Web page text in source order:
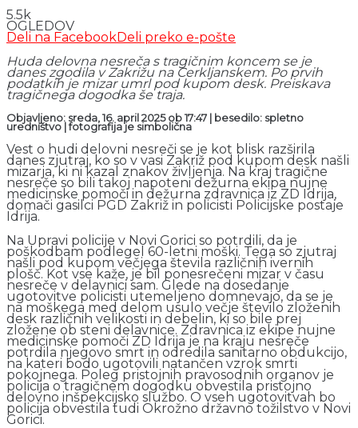
5.5k
OGLEDOV
Deli na FacebookDeli preko e-pošte
Huda delovna nesreča s tragičnim koncem se je
danes zgodila v Zakrižu na Cerkljanskem. Po prvih
podatkih je mizar umrl pod kupom desk. Preiskava
tragičnega dogodka še traja.
Objavljeno: sreda, 16. april 2025 ob 17:47 | besedilo: spletno
uredništvo | fotografija je simbolična
Vest o hudi delovni nesreči se je kot blisk razširila
danes zjutraj, ko so v vasi Zakriž pod kupom desk našli
mizarja, ki ni kazal znakov življenja. Na kraj tragične
nesreče so bili takoj napoteni dežurna ekipa nujne
medicinske pomoči in dežurna zdravnica iz ZD Idrija,
domači gasilci PGD Zakriž in policisti Policijske postaje
Idrija.
Na Upravi policije v Novi Gorici so potrdili, da je
poškodbam podlegel 60-letni moški. Tega so zjutraj
našli pod kupom večjega števila različnih ivernih
plošč. Kot vse kaže, je bil ponesrečeni mizar v času
nesreče v delavnici sam. Glede na dosedanje
ugotovitve policisti utemeljeno domnevajo, da se je
na moškega med delom usulo večje število zloženih
desk različnih velikosti in debelin, ki so bile prej
zložene ob steni delavnice. Zdravnica iz ekipe nujne
medicinske pomoči ZD Idrija je na kraju nesreče
potrdila njegovo smrt in odredila sanitarno obdukcijo,
na kateri bodo ugotovili natančen vzrok smrti
pokojnega. Poleg pristojnih pravosodnih organov je
policija o tragičnem dogodku obvestila pristojno
delovno inšpekcijsko službo. O vseh ugotovitvah bo
policija obvestila tudi Okrožno državno tožilstvo v Novi
Gorici.